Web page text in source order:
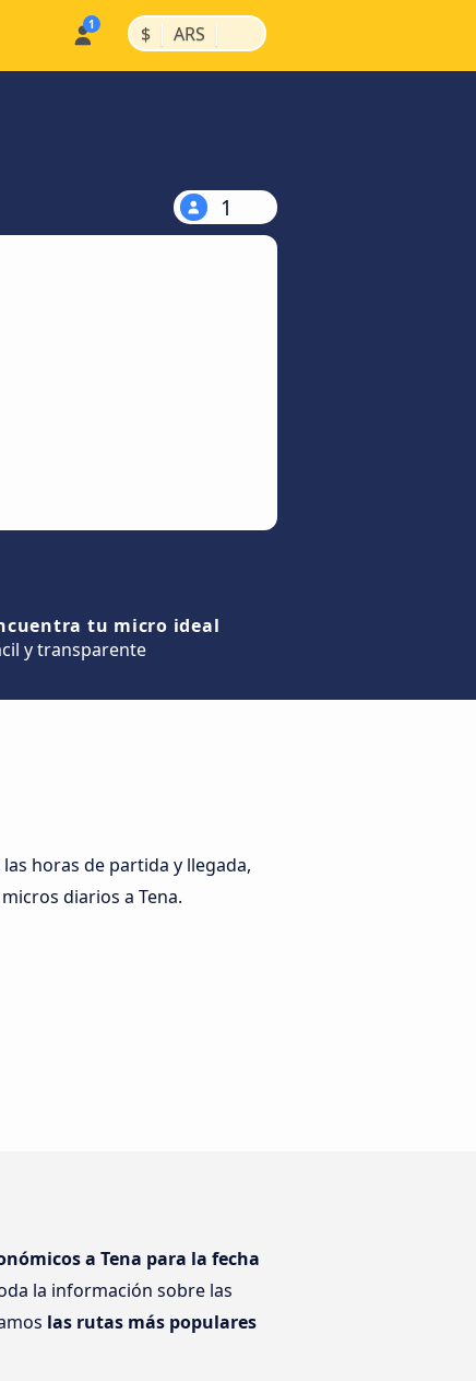
$ | ARS |
1
tu micro ideal
y transparente
horas de partida y llegada,
diarios a Tena.
a Tena para la fecha
la información sobre las
las rutas más populares